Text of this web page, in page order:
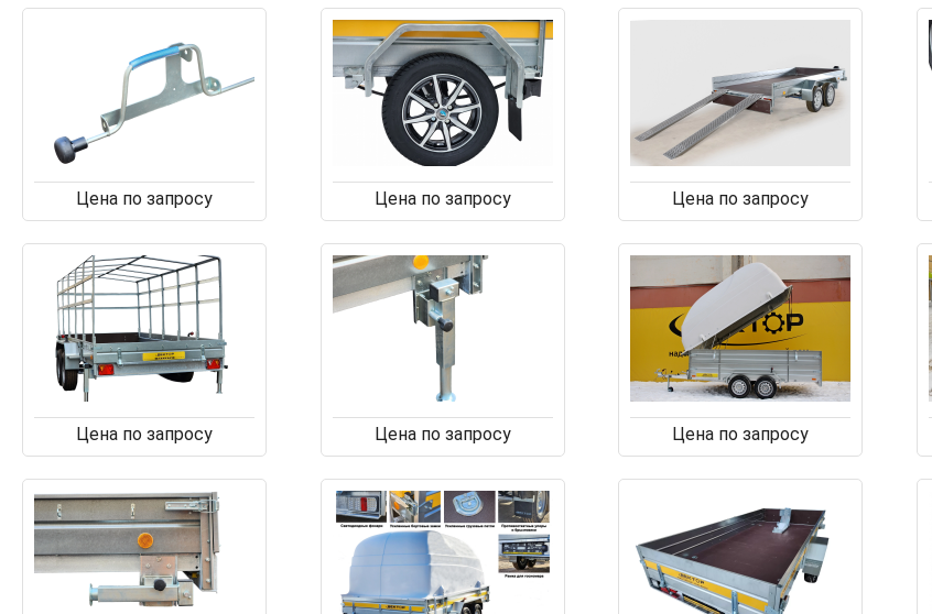
Цена по запросу Цена по запросу Цена по запросу
Цена по запросу Цена по запросу Цена по запросу